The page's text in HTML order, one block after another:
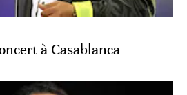
à Casablanca